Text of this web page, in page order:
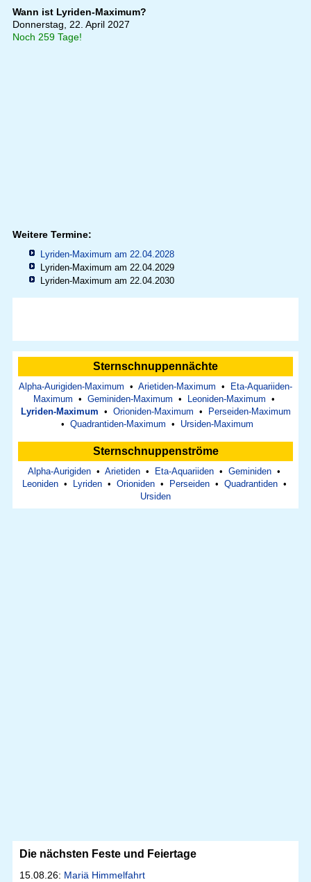
Wann ist Lyriden-Maximum?
Donnerstag, 22. April 2027
Noch 259 Tage!
Weitere Termine:
Lyriden-Maximum am 22.04.2028
Lyriden-Maximum am 22.04.2029
Lyriden-Maximum am 22.04.2030
Sternschnuppennächte
Alpha-Aurigiden-Maximum • Arietiden-Maximum •
Eta-Aquariiden-
Maximum • Geminiden-Maximum • Leoniden-Maximum •
Lyriden-Maximum • Orioniden-Maximum •
Perseiden-Maximum
• Quadrantiden-Maximum • Ursiden-Maximum
Sternschnuppenströme
Alpha-Aurigiden • Arietiden • Eta-Aquariiden • Geminiden •
Leoniden• Lyriden• Orioniden• Perseiden• Quadrantiden•
Ursiden
Die nächsten Feste und Feiertage
15.08.26: Mariä Himmelfahrt